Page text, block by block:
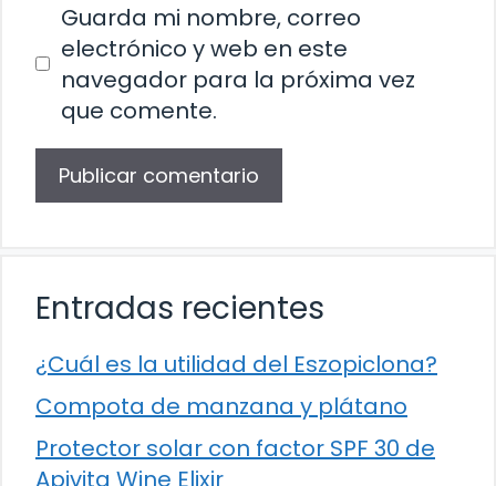
Guarda mi nombre, correo
electrónico y web en este
navegador para la próxima vez
que comente.
Entradas recientes
¿Cuál es la utilidad del Eszopiclona?
Compota de manzana y plátano
Protector solar con factor SPF 30 de
Apivita Wine Elixir